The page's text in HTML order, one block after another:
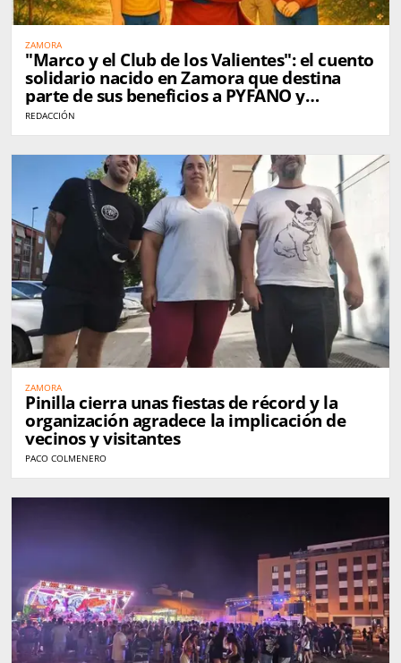
ZAMORA
"Marco y el Club de los Valientes": el cuento
solidario nacido en Zamora que destina
parte de sus beneficios a PYFANO y
Autismo Zamora
REDACCIÓN
ZAMORA
Pinilla cierra unas fiestas de récord y la
organización agradece la implicación de
vecinos y visitantes
PACO COLMENERO